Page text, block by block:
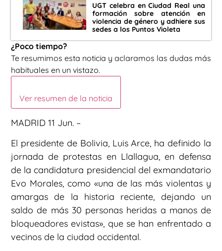
UGT celebra en Ciudad Real una
formación sobre atención en
violencia de género y adhiere sus
sedes a los Puntos Violeta
¿Poco tiempo?
Te resumimos esta noticia y aclaramos las dudas más
habituales en un vistazo.
Ver resumen de la noticia
MADRID 11 Jun. –
El presidente de Bolivia, Luis Arce, ha definido la
jornada de protestas en Llallagua, en defensa
de la candidatura presidencial del exmandatario
Evo Morales, como «una de las más violentas y
amargas de la historia reciente, dejando un
saldo de más 30 personas heridas a manos de
bloqueadores evistas», que se han enfrentado a
vecinos de la ciudad occidental.